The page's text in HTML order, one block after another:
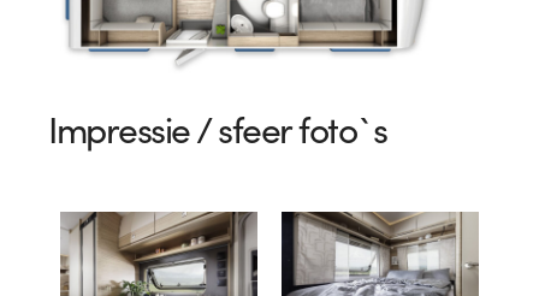
Impressie / sfeer foto`s